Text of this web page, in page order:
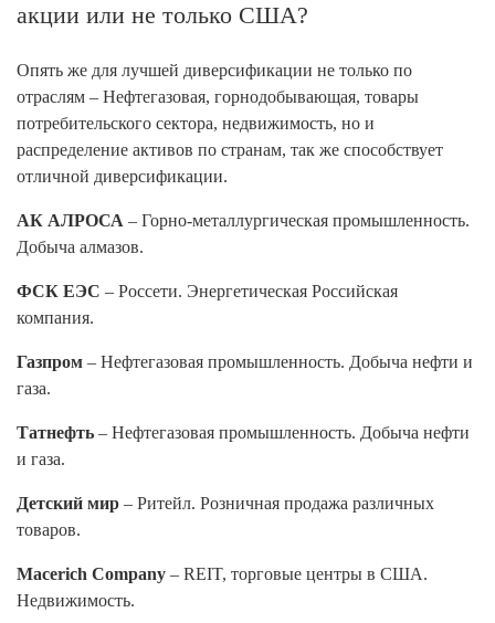
акции или не только США?
Опять же для лучшей диверсификации не только по
отраслям – Нефтегазовая, горнодобывающая, товары
потребительского сектора, недвижимость, но и
распределение активов по странам, так же способствует
отличной диверсификации.
АК АЛРОСА – Горно-металлургическая промышленность.
Добыча алмазов.
ФСК ЕЭС – Россети. Энергетическая Российская
компания.
Газпром – Нефтегазовая промышленность. Добыча нефти и
газа.
Татнефть – Нефтегазовая промышленность. Добыча нефти
и газа.
Детский мир – Ритейл. Розничная продажа различных
товаров.
Macerich Company – REIT, торговые центры в США.
Недвижимость.